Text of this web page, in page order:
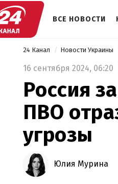
ВСЕ НОВОСТИ
24 Канал Новости Украины
16 сентября 2024, 06:20
Россия
ПВО
угрозы
Юлия Мурина